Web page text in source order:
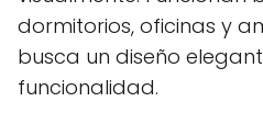
dormitorios, oficinas y
busca un diseño
funcionalidad.